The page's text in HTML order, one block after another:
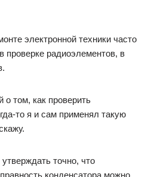
электронной техники часто
проверке радиоэлементов, в
о том, как проверить
то я и сам применял такую
точно, что
конденсатора можно